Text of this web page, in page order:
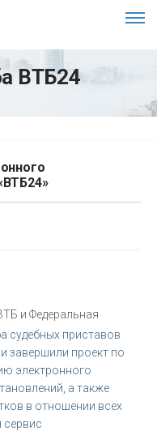
ВТБ24
и Федеральная
судебных приставов
завершили проект по
электронного
а также
в отношении всех
сервис